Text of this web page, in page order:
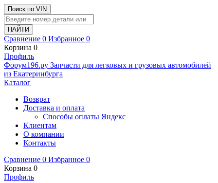
Поиск по VIN
Сравнение 0 Избранное 0
Корзина 0
Профиль
Фoрум196.ру Запчасти для легковых и грузовых автомобилей
из Екатеринбурга
Каталог
Возврат
Доставка и оплата
Способы оплаты Яндекс
Клиентам
О компании
Контакты
Сравнение 0 Избранное 0
Корзина 0
Профиль